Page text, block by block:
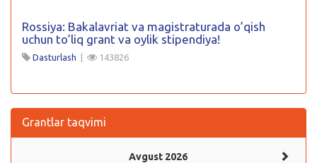
Rossiya: Bakalavriat va magistraturada o’qish
uchun to’liq grant va oylik stipendiya!
Dasturlash | 143826
Grantlar taqvimi
Avgust 2026